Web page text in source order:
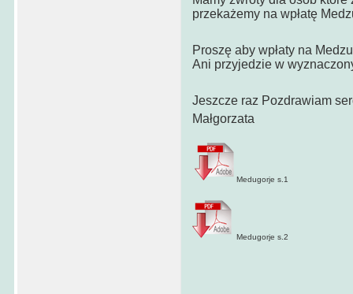
przekażemy na wpłatę
Proszę aby wpłaty na
Ani przyjedzie w
Jeszcze raz Pozdrawiam
Małgorzata
Medugorje s.1
Medugorje s.2